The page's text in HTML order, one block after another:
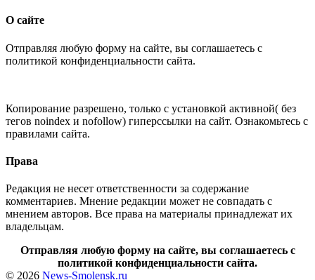
О сайте
Отправляя любую форму на сайте, вы соглашаетесь с
политикой конфиденциальности сайта.
Копирование разрешено, только с установкой активной( без
тегов noindex и nofollow) гиперссылки на сайт. Ознакомьтесь с
правилами сайта.
Права
Редакция не несет ответственности за содержание
комментариев. Мнение редакции может не совпадать с
мнением авторов. Все права на материалы принадлежат их
владельцам.
Отправляя любую форму на сайте, вы соглашаетесь с
политикой конфиденциальности сайта.
© 2026 News-Smolensk.ru